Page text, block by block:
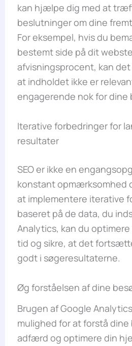
kan hjælpe dig med at
beslutninger om dine
For eksempel, hvis du
bestemt side på dit
afvisningsprocent, kan
at indholdet ikke er
engagerende nok for dine
Iterative forbedringer for
resultater
SEO er ikke en
konstant opmærksomhed
at implementere iterative
baseret på de data, du
Analytics, kan du
tid og sikre, at det
godt i søgeresultaterne.
Øg forståelsen af dine
Brugen af Google
mulighed for at forstå
adfærd og optimere din